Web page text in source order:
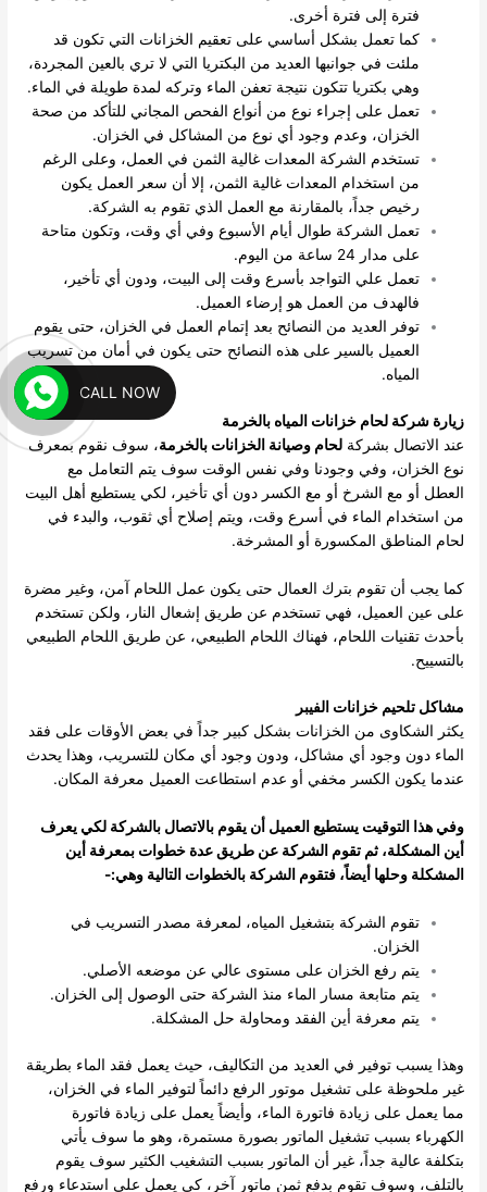
فترة إلى فترة أخرى.
كما تعمل بشكل أساسي على تعقيم الخزانات التي تكون قد
ملئت في جوانبها العديد من البكتريا التي لا تري بالعين المجردة،
وهي بكتريا تتكون نتيجة تعفن الماء وتركه لمدة طويلة في الماء.
تعمل على إجراء نوع من أنواع الفحص المجاني للتأكد من صحة
الخزان، وعدم وجود أي نوع من المشاكل في الخزان.
تستخدم الشركة المعدات غالية الثمن في العمل، وعلى الرغم
من استخدام المعدات غالية الثمن، إلا أن سعر العمل يكون
رخيص جداً، بالمقارنة مع العمل الذي تقوم به الشركة.
تعمل الشركة طوال أيام الأسبوع وفي أي وقت، وتكون متاحة
على مدار 24 ساعة من اليوم.
تعمل علي التواجد بأسرع وقت إلى البيت، ودون أي تأخير،
فالهدف من العمل هو إرضاء العميل.
توفر العديد من النصائح بعد إتمام العمل في الخزان، حتى يقوم
العميل بالسير على هذه النصائح حتى يكون في أمان من تسريب
المياه.
زيارة شركة لحام خزانات المياه بالخرمة
عند الاتصال بشركةلحام وصيانة الخزانات بالخرمة، سوف نقوم بمعرف
نوع الخزان، وفي وجودنا وفي نفس الوقت سوف يتم التعامل مع
العطل أو مع الشرخ أو مع الكسر دون أي تأخير، لكي يستطيع أهل البيت
من استخدام الماء في أسرع وقت، ويتم إصلاح أي ثقوب، والبدء في
لحام المناطق المكسورة أو المشرخة.
كما يجب أن تقوم بترك العمال حتى يكون عمل اللحام آمن، وغير مضرة
على عين العميل، فهي تستخدم عن طريق إشعال النار، ولكن تستخدم
بأحدث تقنيات اللحام، فهناك اللحام الطبيعي، عن طريق اللحام الطبيعي
بالتسييح.
مشاكل تلحيم خزانات الفيبر
يكثر الشكاوى من الخزانات بشكل كبير جداً في بعض الأوقات على فقد
الماء دون وجود أي مشاكل، ودون وجود أي مكان للتسريب، وهذا يحدث
عندما يكون الكسر مخفي أو عدم استطاعت العميل معرفة المكان.
وفي هذا التوقيت يستطيع العميل أن يقوم بالاتصال بالشركة لكي يعرف
أين المشكلة، ثم تقوم الشركة عن طريق عدة خطوات بمعرفة أين
المشكلة وحلها أيضاً، فتقوم الشركة بالخطوات التالية وهي:-
تقوم الشركة بتشغيل المياه، لمعرفة مصدر التسريب في
الخزان.
يتم رفع الخزان على مستوى عالي عن موضعه الأصلي.
يتم متابعة مسار الماء منذ الشركة حتى الوصول إلى الخزان.
يتم معرفة أين الفقد ومحاولة حل المشكلة.
وهذا يسبب توفير في العديد من التكاليف، حيث يعمل فقد الماء بطريقة
غير ملحوظة على تشغيل موتور الرفع دائماً لتوفير الماء في الخزان،
مما يعمل على زيادة فاتورة الماء، وأيضاً يعمل على زيادة فاتورة
الكهرباء بسبب تشغيل الماتور بصورة مستمرة، وهو ما سوف يأتي
بتكلفة عالية جداً، غير أن الماتور بسبب التشغيب الكثير سوف يقوم
بالتلف، وسوف تقوم بدفع ثمن ماتور آخر، كي يعمل على استدعاء ورفع
CALL NOW